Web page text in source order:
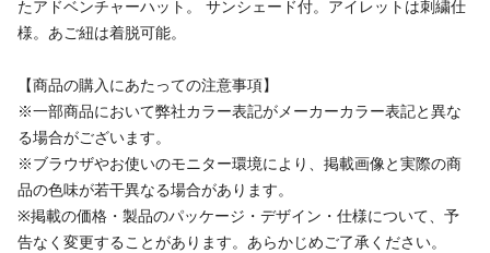
たアドベンチャーハット。 サンシェード付。アイレットは刺繍仕
様。あご紐は着脱可能。
【商品の購入にあたっての注意事項】
※一部商品において弊社カラー表記がメーカーカラー表記と異な
る場合がございます。
※ブラウザやお使いのモニター環境により、掲載画像と実際の商
品の色味が若干異なる場合があります。
※掲載の価格・製品のパッケージ・デザイン・仕様について、予
告なく変更することがあります。あらかじめご了承ください。